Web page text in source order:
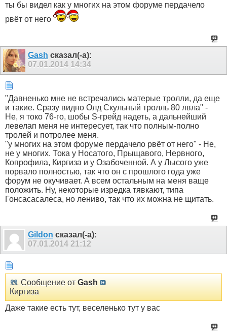
ты бы видел как у многих на этом форуме пердачело
рвёт от него
Gash сказал(-а):
07.01.2014 14:34
"Давненько мне не встречались матерые тролли, да еще
и такие. Сразу видно Олд Скульный тролль 80 лвла" -
Не, я токо 76-го, шобы S-грейд надеть, а дальнейший
левелап меня не интересует, так что полным-полно
тролей и потролее меня.
"у многих на этом форуме пердачело рвёт от него" - Не,
не у многих. Тока у Носатого, Прыщавого, Нервного,
Копрофила, Киргиза и у Озабоченной. А у Лысого уже
порвало полностью, так что он с прошлого года уже
форум не окучивает. А всем остальным на меня ваще
положить. Ну, некоторые изредка тявкают, типа
Гонсасасалеса, но лениво, так что их можна не щитать.
Gildon сказал(-а):
07.01.2014 21:12
Сообщение от Gash
Киргиза
Даже такие есть тут, веселенько тут у вас